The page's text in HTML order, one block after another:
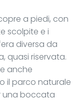
a piedi, con
scolpite e i
diversa da
quasi riservata.
anche
il parco naturale
una boccata